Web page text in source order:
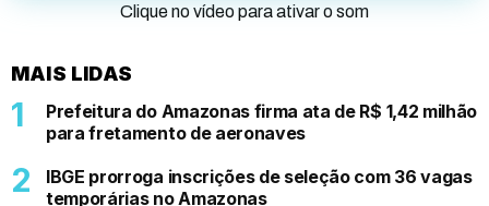
Clique no vídeo para ativar o som
MAIS LIDAS
Prefeitura do Amazonas firma ata de R$ 1,42 milhão
para fretamento de aeronaves
IBGE prorroga inscrições de seleção com 36 vagas
temporárias no Amazonas